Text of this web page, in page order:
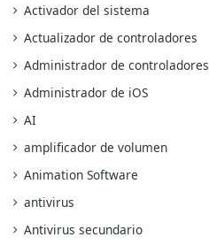
Activador del sistema
Actualizador de controladores
Administrador de controladores
Administrador de iOS
AI
amplificador de volumen
Animation Software
antivirus
Antivirus secundario